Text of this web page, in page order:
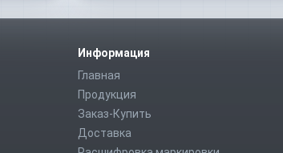
Информация
Главная
Продукция
Заказ-Купить
Доставка